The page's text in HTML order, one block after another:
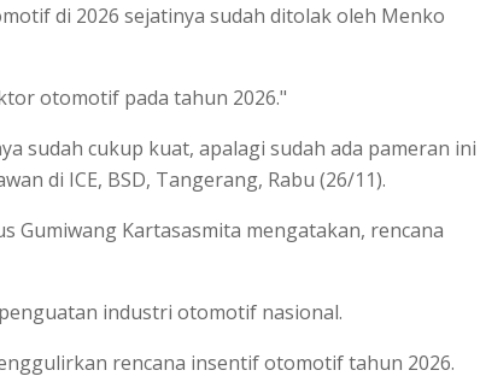
di 2026 sejatinya sudah ditolak oleh Menko
otomotif pada tahun 2026."
sudah cukup kuat, apalagi sudah ada pameran ini
di ICE, BSD, Tangerang, Rabu (26/11).
Gumiwang Kartasasmita mengatakan, rencana
industri otomotif nasional.
rencana insentif otomotif tahun 2026.